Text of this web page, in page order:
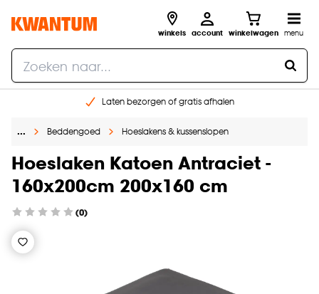
winkels account winkelwagen menu
Laten bezorgen of gratis afhalen
Gratis raam advies en opmeten aan huis
… Beddengoed Hoeslakens & kussenslopen
Hoeslaken Katoen Antraciet -
160x200cm 200x160 cm
(0)